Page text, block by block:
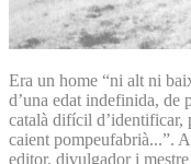
Era un home “ni alt ni
d’una edat indefinida, de
català difícil d’identificar,
caient pompeufabrià...”.
editor, divulgador i